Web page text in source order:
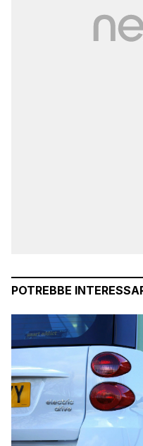
POTREBBE